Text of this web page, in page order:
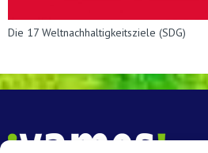
Die 17 Weltnachhaltigkeitsziele (SDG)